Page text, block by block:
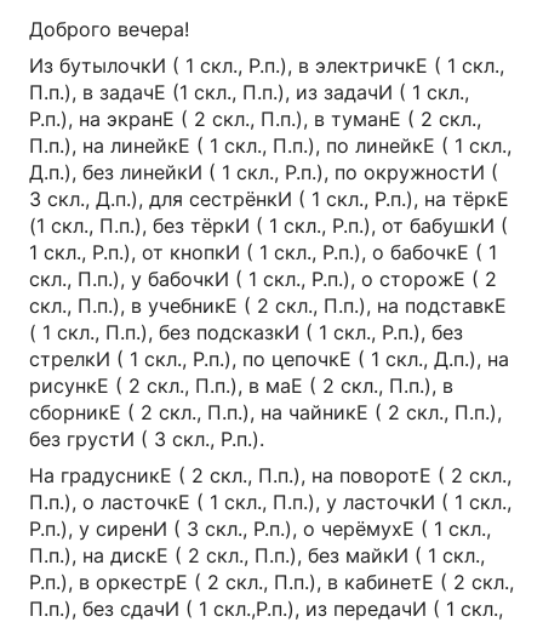
Доброго вечера!
Из бутылочкИ ( 1 скл., Р.п.), в электричкЕ ( 1 скл.,
П.п.), в задачЕ (1 скл., П.п.), из задачИ ( 1 скл.,
Р.п.), на экранЕ ( 2 скл., П.п.), в туманЕ ( 2 скл.,
П.п.), на линейкЕ ( 1 скл., П.п.), по линейкЕ ( 1 скл.,
Д.п.), без линейкИ ( 1 скл., Р.п.), по окружностИ (
3 скл., Д.п.), для сестрёнкИ ( 1 скл., Р.п.), на тёркЕ
(1 скл., П.п.), без тёркИ ( 1 скл., Р.п.), от бабушкИ (
1 скл., Р.п.), от кнопкИ ( 1 скл., Р.п.), о бабочкЕ ( 1
скл., П.п.), у бабочкИ ( 1 скл., Р.п.), о сторожЕ ( 2
скл., П.п.), в учебникЕ ( 2 скл., П.п.), на подставкЕ
( 1 скл., П.п.), без подсказкИ ( 1 скл., Р.п.), без
стрелкИ ( 1 скл., Р.п.), по цепочкЕ ( 1 скл., Д.п.), на
рисункЕ ( 2 скл., П.п.), в маЕ ( 2 скл., П.п.), в
сборникЕ ( 2 скл., П.п.), на чайникЕ ( 2 скл., П.п.),
без грустИ ( 3 скл., Р.п.).
На градусникЕ ( 2 скл., П.п.), на поворотЕ ( 2 скл.,
П.п.), о ласточкЕ ( 1 скл., П.п.), у ласточкИ ( 1 скл.,
Р.п.), у сиренИ ( 3 скл., Р.п.), о черёмухЕ ( 1 скл.,
П.п.), на дискЕ ( 2 скл., П.п.), без майкИ ( 1 скл.,
Р.п.), в оркестрЕ ( 2 скл., П.п.), в кабинетЕ ( 2 скл.,
П.п.), без сдачИ ( 1 скл.,Р.п.), из передачИ ( 1 скл.,